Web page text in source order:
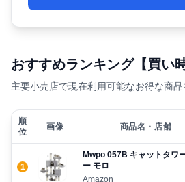
おすすめランキング【買い
主要小売店で現在利用可能なお得な商品
順
位
画像 商品名・店舗
1
Mwpo 057B キャットタワ
ー モロ
Amazon